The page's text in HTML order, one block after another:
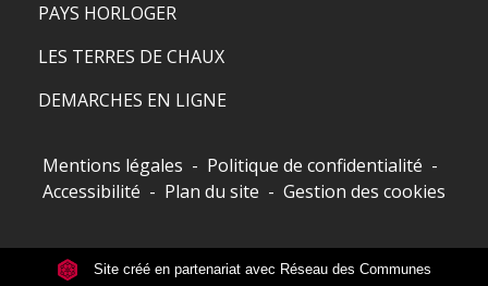
PAYS HORLOGER
LES TERRES DE CHAUX
DEMARCHES EN LIGNE
Mentions légales - Politique de confidentialité -
Accessibilité - Plan du site - Gestion des cookies
Site créé en partenariat avec Réseau des Communes